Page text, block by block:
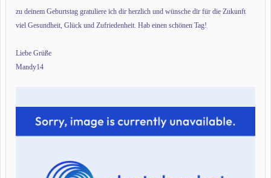
zu deinem Geburtstag gratuliere ich dir herzlich und wünsche dir für die Zukunft
viel Gesundheit, Glück und Zufriedenheit. Hab einen schönen Tag!
Liebe Grüße
Mandy14